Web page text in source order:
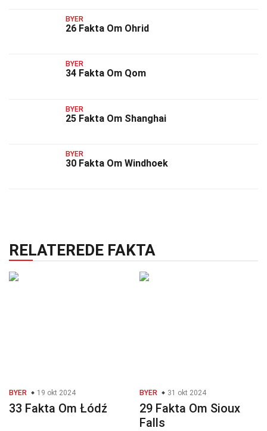
BYER
26 Fakta Om Ohrid
BYER
34 Fakta Om Qom
BYER
25 Fakta Om Shanghai
BYER
30 Fakta Om Windhoek
RELATEREDE FAKTA
BYER 19 okt 2024
33 Fakta Om Łódź
BYER 31 okt 2024
29 Fakta Om Sioux
Falls